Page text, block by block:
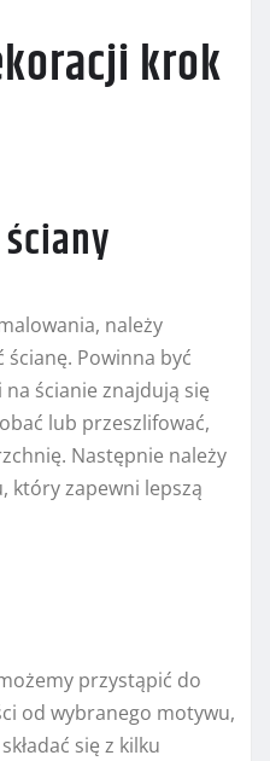
krok
należy
Powinna być
na ścianie znajdują się
lub przeszlifować,
Następnie należy
który zapewni lepszą
przystąpić do
od wybranego motywu,
się z kilku